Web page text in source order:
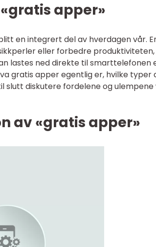
apper»
en integrert del av hverdagen vår.
eller forbedre
lastes ned direkte til smarttelefonen
gratis apper egentlig er, hvilke typer
slutt diskutere fordelene og ulempene
av «gratis apper»